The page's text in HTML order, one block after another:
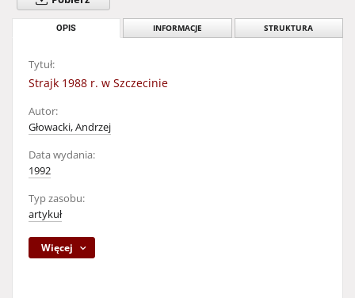
OPIS INFORMACJE STRUKTURA
Tytuł:
Strajk 1988 r. w Szczecinie
Autor:
Głowacki, Andrzej
Data wydania:
1992
Typ zasobu:
artykuł
Więcej